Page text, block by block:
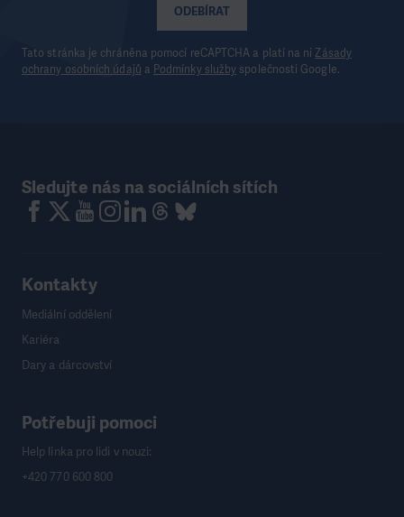
ODEBÍRAT
Tato stránka je chráněna pomocí reCAPTCHA a platí na niZásady
ochrany osobních údajů a Podmínky služby společnosti Google.
Sledujte nás na sociálních sítích
Kontakty
Mediální oddělení
Kariéra
Dary a dárcovství
Potřebuji pomoci
Help linka pro lidi v nouzi:
+420 770 600 800